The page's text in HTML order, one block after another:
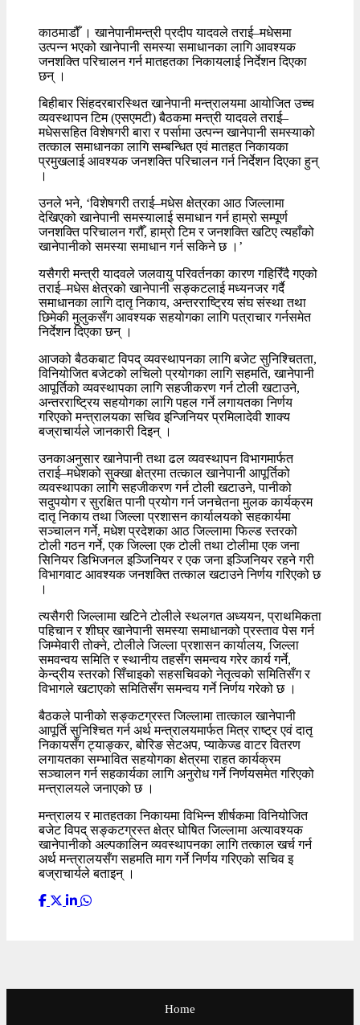
काठमाडौँ । खानेपानीमन्त्री प्रदीप यादवले तराई–मधेसमा
उत्पन्न भएको खानेपानी समस्या समाधानका लागि आवश्यक
जनशक्ति परिचालन गर्न मातहतका निकायलाई निर्देशन दिएका
छन् ।
बिहीबार सिंहदरबारस्थित खानेपानी मन्त्रालयमा आयोजित उच्च
व्यवस्थापन टिम (एसएमटी) बैठकमा मन्त्री यादवले तराई–
मधेससहित विशेषगरी बारा र पर्सामा उत्पन्न खानेपानी समस्याको
तत्काल समाधानका लागि सम्बन्धित एवं मातहत निकायका
प्रमुखलाई आवश्यक जनशक्ति परिचालन गर्न निर्देशन दिएका हुन्
।
उनले भने, ‘विशेषगरी तराई–मधेस क्षेत्रका आठ जिल्लामा
देखिएको खानेपानी समस्यालाई समाधान गर्न हाम्रो सम्पूर्ण
जनशक्ति परिचालन गरौँ, हाम्रो टिम र जनशक्ति खटिए त्यहाँको
खानेपानीको समस्या समाधान गर्न सकिने छ ।’
यसैगरी मन्त्री यादवले जलवायु परिवर्तनका कारण गहिरिँदै गएको
तराई–मधेस क्षेत्रको खानेपानी सङ्कटलाई मध्यनजर गर्दै
समाधानका लागि दातृ निकाय, अन्तरराष्ट्रिय संघ संस्था तथा
छिमेकी मुलुकसँग आवश्यक सहयोगका लागि पत्राचार गर्नसमेत
निर्देशन दिएका छन् ।
आजको बैठकबाट विपद् व्यवस्थापनका लागि बजेट सुनिश्चितता,
विनियोजित बजेटको लचिलो प्रयोगका लागि सहमति, खानेपानी
आपूर्तिको व्यवस्थापका लागि सहजीकरण गर्न टोली खटाउने,
अन्तरराष्ट्रिय सहयोगका लागि पहल गर्ने लगायतका निर्णय
गरिएको मन्त्रालयका सचिव इन्जिनियर प्रमिलादेवी शाक्य
बज्राचार्यले जानकारी दिइन् ।
उनकाअनुसार खानेपानी तथा ढल व्यवस्थापन विभागमार्फत
तराई–मधेशको सुक्खा क्षेत्रमा तत्काल खानेपानी आपूर्तिको
व्यवस्थापका लागि सहजीकरण गर्न टोली खटाउने, पानीको
सदुपयोग र सुरक्षित पानी प्रयोग गर्न जनचेतना मुलक कार्यक्रम
दातृ निकाय तथा जिल्ला प्रशासन कार्यालयको सहकार्यमा
सञ्चालन गर्ने, मधेश प्रदेशका आठ जिल्लामा फिल्ड स्तरको
टोली गठन गर्ने, एक जिल्ला एक टोली तथा टोलीमा एक जना
सिनियर डिभिजनल इञ्जिनियर र एक जना इञ्जिनियर रहने गरी
विभागवाट आवश्यक जनशक्ति तत्काल खटाउने निर्णय गरिएको छ
।
त्यसैगरी जिल्लामा खटिने टोलीले स्थलगत अध्ययन, प्राथमिकता
पहिचान र शीघ्र खानेपानी समस्या समाधानको प्रस्ताव पेस गर्न
जिम्मेवारी तोक्ने, टोलीले जिल्ला प्रशासन कार्यालय, जिल्ला
समवन्वय समिति र स्थानीय तहसँग समन्वय गरेर कार्य गर्ने,
केन्द्रीय स्तरको सिँचाइको सहसचिवको नेतृत्वको समितिसँग र
विभागले खटाएको समितिसँग समन्वय गर्ने निर्णय गरेको छ ।
बैठकले पानीको सङ्कटग्रस्त जिल्लामा तात्काल खानेपानी
आपूर्ति सुनिश्चित गर्न अर्थ मन्त्रालयमार्फत मित्र राष्ट्र एवं दातृ
निकायसँग ट्याङ्कर, बोरिङ सेटअप, प्याकेज्ड वाटर वितरण
लगायतका सम्भावित सहयोगका क्षेत्रमा राहत कार्यक्रम
सञ्चालन गर्न सहकार्यका लागि अनुरोध गर्ने निर्णयसमेत गरिएको
मन्त्रालयले जनाएको छ ।
मन्त्रालय र मातहतका निकायमा विभिन्न शीर्षकमा विनियोजित
बजेट विपद् सङ्कटग्रस्त क्षेत्र घोषित जिल्लामा अत्यावश्यक
खानेपानीको अल्पकालिन व्यवस्थापनका लागि तत्काल खर्च गर्न
अर्थ मन्त्रालयसँग सहमति माग गर्ने निर्णय गरिएको सचिव इ
बज्राचार्यले बताइन् ।
Home